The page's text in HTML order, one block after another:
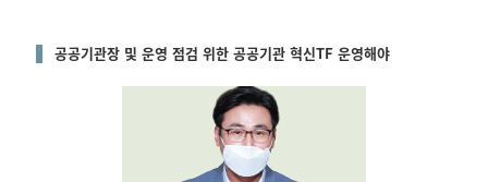
공공기관장 및 운영 점검 위한 공공기관 혁신TF 운영해야